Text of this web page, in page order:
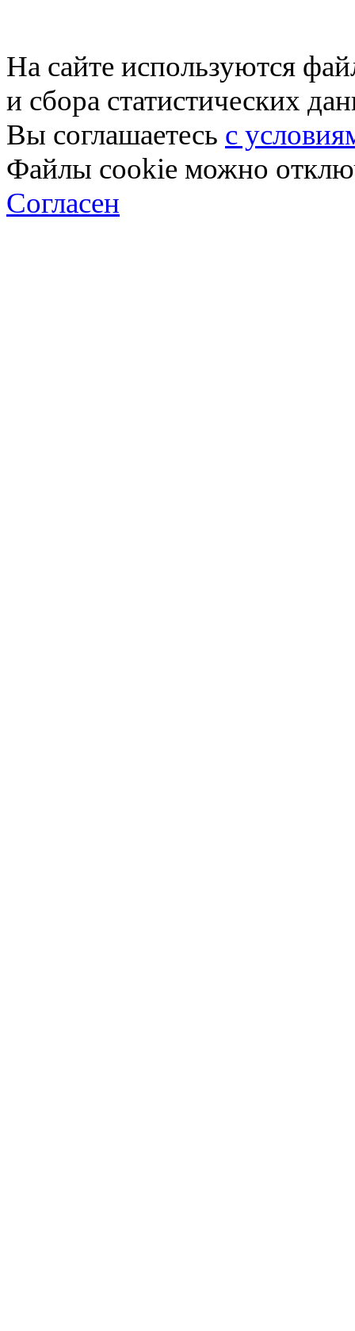
На сайте используются
и сбора статистических
Вы соглашаетесь с
Файлы cookie можно
Согласен